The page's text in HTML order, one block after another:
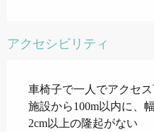
アクセシビリティ
車椅子で一人でアクセ
施設から100m以内に、
2cm以上の隆起がない